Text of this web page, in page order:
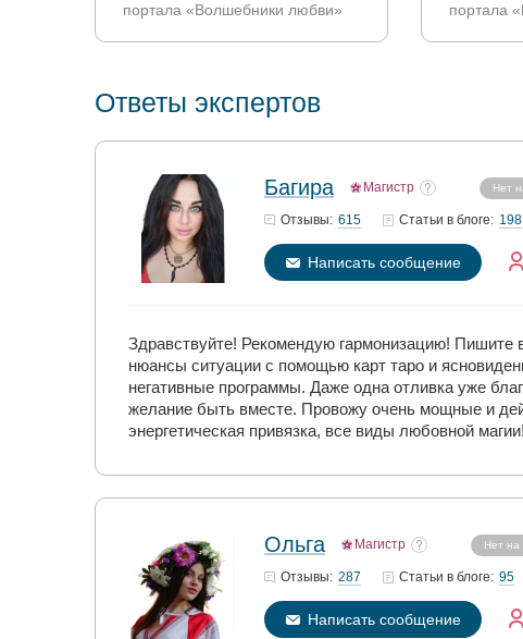
портала «Волшебники любви»
портала
Ответы экспертов
Багира Магистр Нет
Отзывы: 615 Статьи в блоге: 198
Написать сообщение
Здравствуйте! Рекомендую гармонизацию! Пишите
нюансы ситуации с помощью карт таро и
негативные программы. Даже одна отливка уже
желание быть вместе. Провожу очень мощные и
энергетическая привязка, все виды любовной
Ольга Магистр Нет на
Отзывы: 287 Статьи в блоге: 95
Написать сообщение